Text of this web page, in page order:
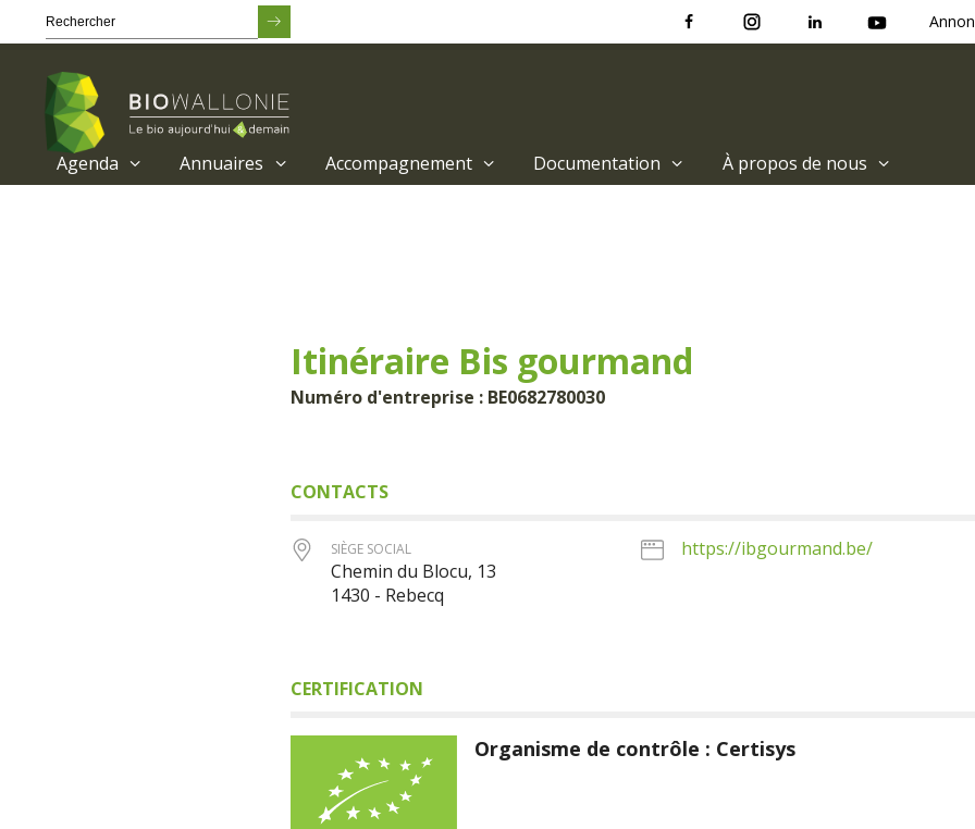
Agenda Annuaires Accompagnement Documentation À propos de nous
Itinéraire Bis gourmand
Numéro d'entreprise : BE0682780030
CONTACTS
SIÈGE SOCIAL
Chemin du Blocu, 13
1430 - Rebecq
https://ibgourmand.be/
CERTIFICATION
Organisme de contrôle : Certisys